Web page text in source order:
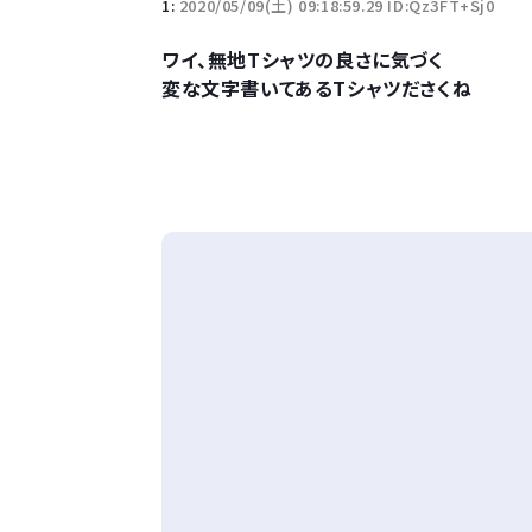
1: 2020/05/09(土) 09:18:59.29 ID:Qz3FT+Sj0
ワイ、無地Tシャツの良さに気づく
変な文字書いてあるTシャツださくね